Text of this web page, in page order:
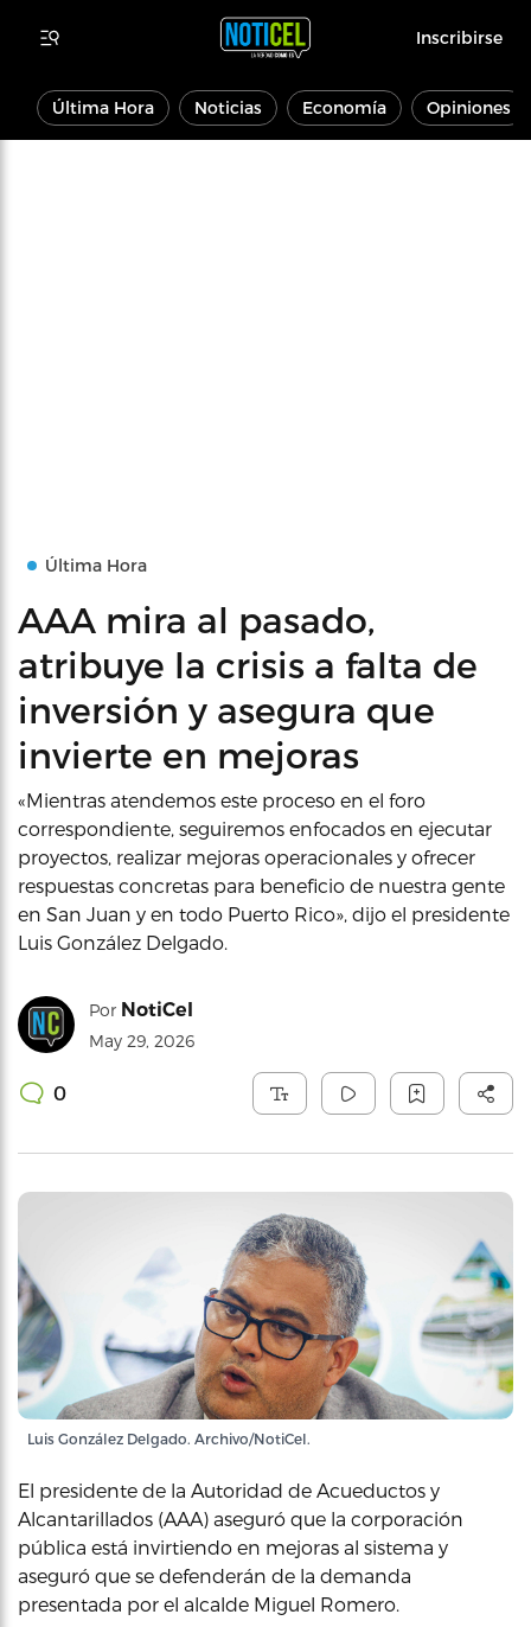
Inscribirse
Última Hora Noticias Economía Opiniones
Última Hora
AAA mira al pasado,
atribuye la crisis a falta de
inversión y asegura que
invierte en mejoras
«Mientras atendemos este proceso en el foro
correspondiente, seguiremos enfocados en ejecutar
proyectos, realizar mejoras operacionales y ofrecer
respuestas concretas para beneficio de nuestra gente
en San Juan y en todo Puerto Rico», dijo el presidente
Luis González Delgado.
Por NotiCel
May 29, 2026
0
Luis González Delgado. Archivo/NotiCel.
El presidente de la Autoridad de Acueductos y
Alcantarillados (AAA) aseguró que la corporación
pública está invirtiendo en mejoras al sistema y
aseguró que se defenderán de la demanda
presentada por el alcalde Miguel Romero.